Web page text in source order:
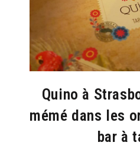
Quino à
mémé dans les
bar à